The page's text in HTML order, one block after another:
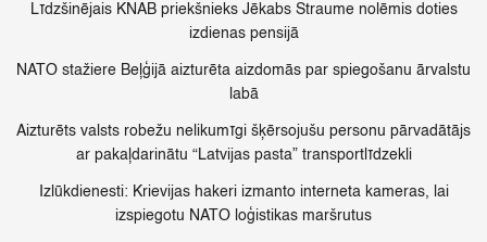
Līdzšinējais KNAB priekšnieks Jēkabs Straume nolēmis doties
izdienas pensijā
NATO stažiere Beļģijā aizturēta aizdomās par spiegošanu ārvalstu
labā
Aizturēts valsts robežu nelikumīgi šķērsojušu personu pārvadātājs
ar pakaļdarinātu “Latvijas pasta” transportlīdzekli
Izlūkdienesti: Krievijas hakeri izmanto interneta kameras, lai
izspiegotu NATO loģistikas maršrutus